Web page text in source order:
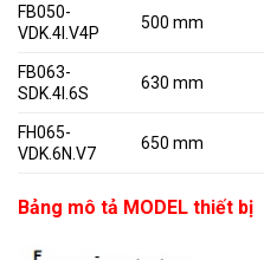
FB050-
VDK.4I.V4P
500 mm
FB063-
SDK.4I.6S
630 mm
FH065-
VDK.6N.V7
650 mm
Bảng mô tả MODEL thiết bị